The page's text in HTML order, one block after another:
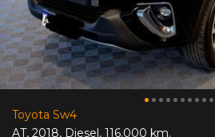
Toyota Sw4
AT, 2018, Diesel, 116.000 km.